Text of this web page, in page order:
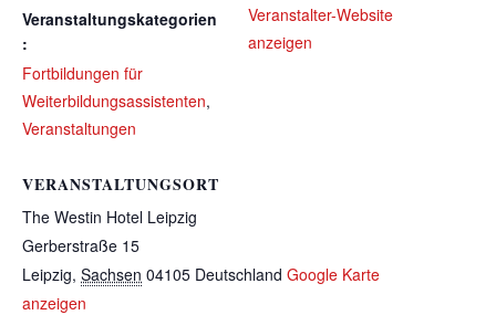
Veranstaltungskategorien
:
Fortbildungen für
Weiterbildungsassistenten,
Veranstaltungen
VERANSTALTUNGSORT
The Westin Hotel Leipzig
Gerberstraße 15
Leipzig, Sachsen 04105 Deutschland Google Karte
anzeigen
Veranstalter-Website
anzeigen